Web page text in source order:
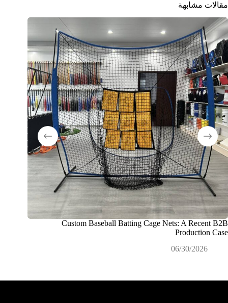
مقالات مشابهة
Custom Baseball Batting Cage Nets: A Recent B2B
Production Case
06/30/2026